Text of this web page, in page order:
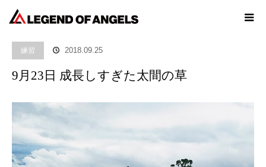
ブログ
練習 9月23日 成長しすぎた太間の草
練習 2018.09.25
9月23日 成長しすぎた太間の草